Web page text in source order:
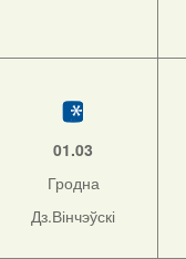
01.03
Гродна
Дз.Вінчэўскі